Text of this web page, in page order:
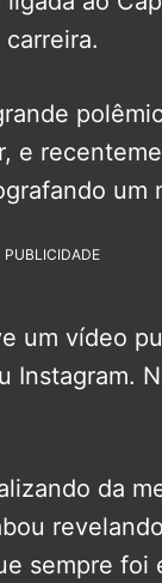
e
um
PUBLICIDADE
um vídeo
Instagram.
da
sempre foi